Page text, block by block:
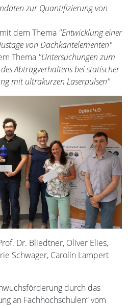
zur Quantifizierung von
mit dem Thema "Entwicklung einer
von Dachkantelementen"
Thema "Untersuchungen zum
Abtragverhaltens bei statischer
mit ultrakurzen Laserpulsen"
Dr. Bliedtner, Oliver Elies,
Schwager, Carolin Lampert
durch das
an Fachhochschulen“ vom